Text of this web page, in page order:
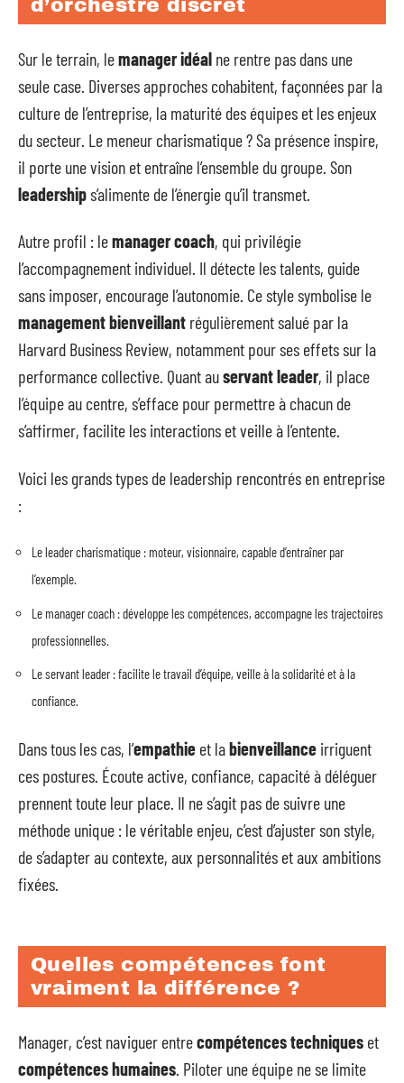
d’orchestre discret
Sur le terrain, lemanager idéal ne rentre pas dans une
seule case. Diverses approches cohabitent, façonnées par la
culture de l’entreprise, la maturité des équipes et les enjeux
du secteur. Le meneur charismatique ? Sa présence inspire,
il porte une vision et entraîne l’ensemble du groupe. Son
leaderships’alimente de l’énergie qu’il transmet.
Autre profil : lemanager coach, qui privilégie
l’accompagnement individuel. Il détecte les talents, guide
sans imposer, encourage l’autonomie. Ce style symbolise le
management bienveillant régulièrement salué par la
Harvard Business Review, notamment pour ses effets sur la
performance collective. Quant auservant leader, il place
l’équipe au centre, s’efface pour permettre à chacun de
s’affirmer, facilite les interactions et veille à l’entente.
Voici les grands types de leadership rencontrés en entreprise
:
Le leader charismatique : moteur, visionnaire, capable d’entraîner par
l’exemple.
Le manager coach : développe les compétences, accompagne les trajectoires
professionnelles.
Le servant leader : facilite le travail d’équipe, veille à la solidarité et à la
confiance.
Dans tous les cas, l’empathie et labienveillance irriguent
ces postures. Écoute active, confiance, capacité à déléguer
prennent toute leur place. Il ne s’agit pas de suivre une
méthode unique : le véritable enjeu, c’est d’ajuster son style,
de s’adapter au contexte, aux personnalités et aux ambitions
fixées.
Quelles compétences font
vraiment la différence ?
Manager, c’est naviguer entrecompétences techniques et
compétences humaines . Piloter une équipe ne se limite